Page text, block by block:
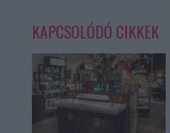
KAPCSOLÓDÓ CIKKEK